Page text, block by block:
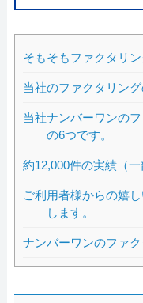
そもそもファクタリン
当社のファクタリン
当社ナンバーワンの
の6つです。
約12,000件の実績（一
ご利用者様からの嬉
します。
ナンバーワンのファ